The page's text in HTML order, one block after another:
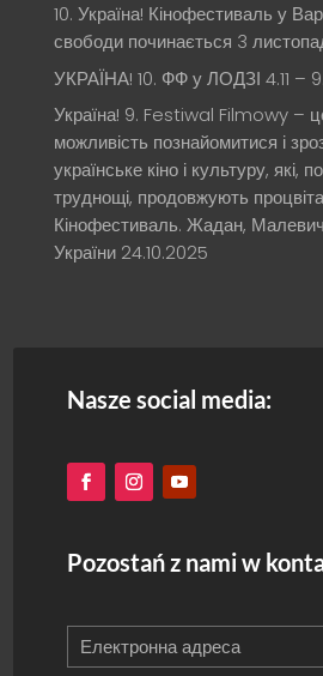
10. Україна! Кінофестиваль у
свободи починається 3
УКРАЇНА! 10. ФФ у ЛОДЗІ 4.11 –
Україна! 9. Festiwal Filmowy –
можливість познайомитися і
українське кіно і культуру, які,
труднощі, продовжують
Кінофестиваль. Жадан,
України 24.10.2025
Nasze social media:
Pozostań z nami w